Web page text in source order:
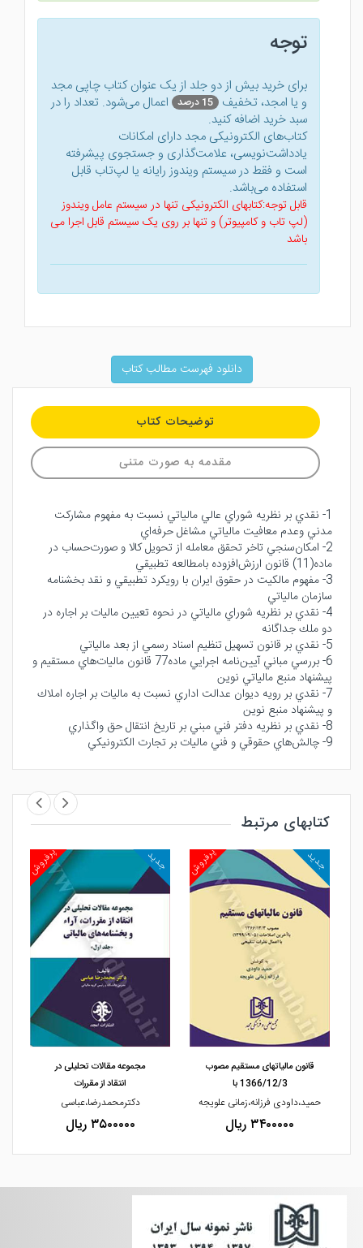
توجه
برای خرید بیش از دو جلد از یک عنوان کتاب‌ چاپی مجد
و یا امجد، تخفیف 15 درصد
اعمال می‌شود. تعداد را در
سبد خرید اضافه کنید.
کتاب‌های الکترونیکی مجد دارای امکانات
یادداشت‌نویسی، علامت‌گذاری و جستجوی پیشرفته
است و فقط در سیستم ویندوز رایانه یا لپ‌تاب قابل
استفاده می‌باشد.
قابل توجه:کتابهای الکترونیکی تنها در سیستم عامل ویندوز
(لپ تاب و کامپیوتر) و تنها بر روی یک سیستم قابل اجرا می
باشد
دانلود فهرست مطالب کتاب
توضیحات کتاب
مقدمه به صورت متنی
1- نقدي بر نظريه شوراي عالي مالياتي نسبت به مفهوم مشاركت
مدني وعدم معافيت مالياتي مشاغل حرفه‌اي
2- امكان‌سنجي تاخر تحقق معامله از تحويل كالا و صورت‌حساب در
ماده(11) قانون ارزش‌افزوده بامطالعه تطبيقي
3- مفهوم مالكيت در حقوق ايران با رويكرد تطبيقي و نقد بخشنامه
سازمان مالياتي
4- نقدي بر نظريه شوراي مالياتي در نحوه تعيين ماليات بر اجاره در
دو ملك جداگانه
5- نقدي بر قانون تسهيل تنظيم اسناد رسمي از بعد مالياتي
6- بررسي مباني آيين‌نامه اجرايي ماده77 قانون ماليات‌هاي مستقيم و
پيشنهاد منبع مالياتي نوين
7- نقدي بر رويه ديوان عدالت اداري نسبت به ماليات بر اجاره املاك
و پيشنهاد منبع نوين
8- نقدي بر نظريه دفتر فني مبني بر تاريخ انتقال حق واگذاري
9- چالش‌هاي حقوقي و فني ماليات بر تجارت الكترونيكي
کتابهای مرتبط
مشاهده و خرید
پرفروش جدید
مشاهده و خرید
قانون مالیاتهای مستقیم مصوب
1366/12/3 با
حمید،داودی فرزانه،زمانی علویجه
۳۴۰۰۰۰۰ ریال
پرفروش جدید
مجموعه مقالات تحلیلی در
انتقاد از مقررات
دکترمحمدرضا،عباسی
۳۵۰۰۰۰۰ ریال